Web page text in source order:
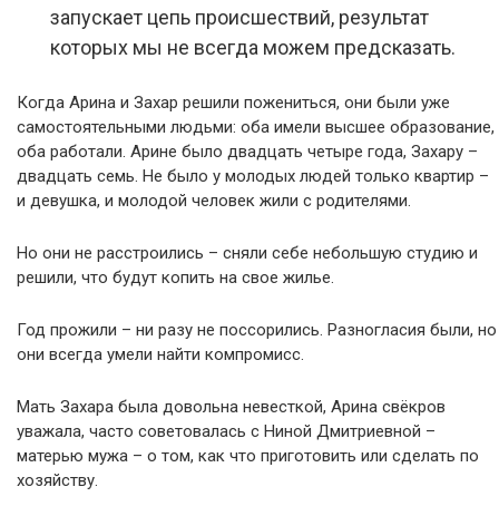
запускает цепь происшествий, результат
которых мы не всегда можем предсказать.
Когда Арина и Захар решили пожениться, они были уже
самостоятельными людьми: оба имели высшее образование,
оба работали. Арине было двадцать четыре года, Захару –
двадцать семь. Не было у молодых людей только квартир –
и девушка, и молодой человек жили с родителями.
Но они не расстроились – сняли себе небольшую студию и
решили, что будут копить на свое жилье.
Год прожили – ни разу не поссорились. Разногласия были, но
они всегда умели найти компромисс.
Мать Захара была довольна невесткой, Арина свёкров
уважала, часто советовалась с Ниной Дмитриевной –
матерью мужа – о том, как что приготовить или сделать по
хозяйству.